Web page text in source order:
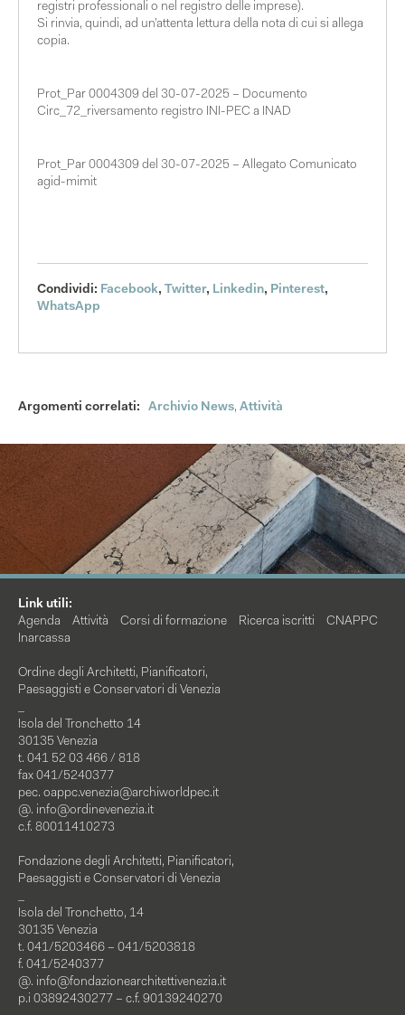
registri professionali o nel registro delle imprese).
Si rinvia, quindi, ad un’attenta lettura della nota di cui si allega
copia.
Prot_Par 0004309 del 30-07-2025 – Documento
Circ_72_riversamento registro INI-PEC a INAD
Prot_Par 0004309 del 30-07-2025 – Allegato Comunicato
agid-mimit
Condividi: Facebook, Twitter, Linkedin, Pinterest,
WhatsApp
Argomenti correlati: Archivio News, Attività
Link utili:
Agenda
Attività Corsi di formazione Ricerca iscritti
CNAPPC
Inarcassa
Ordine degli Architetti, Pianificatori,
Paesaggisti e Conservatori di Venezia
Isola del Tronchetto 14
30135 Venezia
t. 041 52 03 466 / 818
fax 041/5240377
pec. oappc.venezia@archiworldpec.it
@. info@ordinevenezia.it
c.f. 80011410273
Fondazione degli Architetti, Pianificatori,
Paesaggisti e Conservatori di Venezia
Isola del Tronchetto, 14
30135 Venezia
t. 041/5203466 – 041/5203818
f. 041/5240377
@. info@fondazionearchitettivenezia.it
p.i 03892430277 – c.f. 90139240270